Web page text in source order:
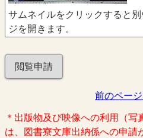
サムネイルをクリックすると
ジを開きます。
閲覧申請
前のペー
＊出版物及び映像への利用（
は、図書寮文庫出納係への申請